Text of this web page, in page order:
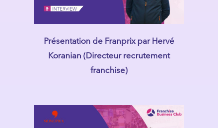
Présentation de Franprix par Hervé
Koranian (Directeur recrutement
franchise)